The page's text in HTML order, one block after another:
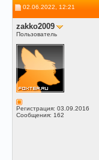
02.06.2022, 12:21
zakko2009
Пользователь
Регистрация: 03.09.2016
Сообщения: 162